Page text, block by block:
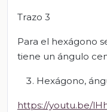
Trazo 3
Para el hexágono
tiene un ángulo
Hexágono,
https://youtu.be/